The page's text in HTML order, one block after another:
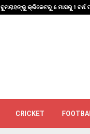
ବୁମରାହଙ୍କୁ କ୍ରିକେଟରୁ 6 ମାସରୁ 1 ବର୍ଷ
CRICKET